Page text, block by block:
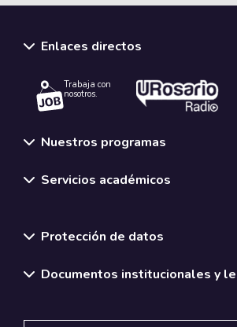
Enlaces directos
Trabaja con
nosotros.
Nuestros programas
Servicios académicos
Protección de datos
Documentos institucionales y